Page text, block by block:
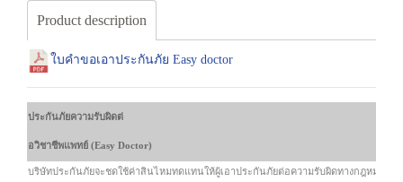
Product description
ใบคำขอเอาประกันภัย Easy doctor
ประกันภัยความรับผิดต่
อวิชาชีพแพทย์ (Easy Doctor)
บริษัทประกันภัยจะชดใช้ค่าสินไหมทดแทนให้ผู้เอาประกันภัยต่อความรับผิดทางกฎหมายส